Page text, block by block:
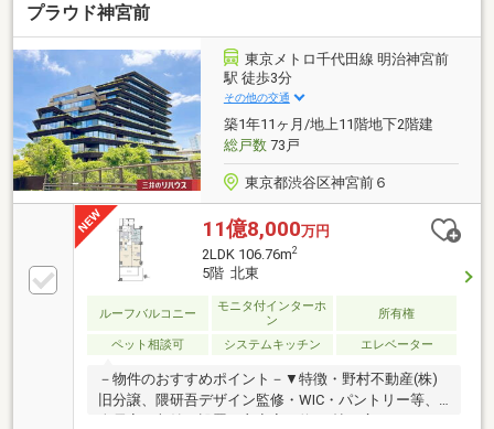
Information ・まいばすけっと みなとみらい店…約
360ｍ・ローソンＳけいゆう病院店…約180ｍ・グラン
モール公園桟橋の広場…約380ｍ・横浜市立みなとみら
い本町小学校…約1030ｍ・横浜市立横浜吉田中学校…
約2440ｍ
プラウド神宮前
東京メトロ千代田線 明治神宮前
駅 徒歩3分
その他の交通
築1年11ヶ月/地上11階地下2階建
総戸数73戸
東京都渋谷区神宮前６
11億8,000万円
2LDK 106.76m2
5階 北東
ルーフバルコニー
モニタ付インターホ
ン
所有権
ペット相談可 システムキッチン エレベーター
－物件のおすすめポイント－▼特徴・野村不動産(株)
旧分譲、隈研吾デザイン監修・WIC・パントリー等、